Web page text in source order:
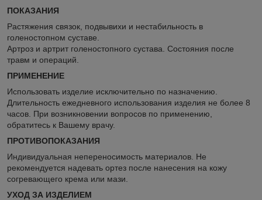
ПОКАЗАНИЯ
Растяжения связок, подвывихи и нестабильность в
голеностопном суставе.
Артроз и артрит голеностопного сустава. Состояния после
травм и операций.
ПРИМЕНЕНИЕ
Использовать изделие исключительно по назначению.
Длительность ежедневного использования изделия не более 8
часов. При возникновении вопросов по применению,
обратитесь к Вашему врачу.
ПРОТИВОПОКАЗАНИЯ
Индивидуальная непереносимость материалов. Не
рекомендуется надевать ортез после нанесения на кожу
согревающего крема или мази.
УХОД ЗА ИЗДЕЛИЕМ